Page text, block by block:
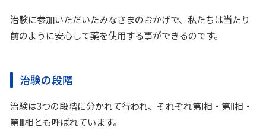
治験に参加いただいたみなさまのおかげで、私たちは当たり
前のように安心して薬を使用する事ができるのです。
治験の段階
治験は3つの段階に分かれて行われ、それぞれ第Ⅰ相・第Ⅱ相・
第Ⅲ相とも呼ばれています。